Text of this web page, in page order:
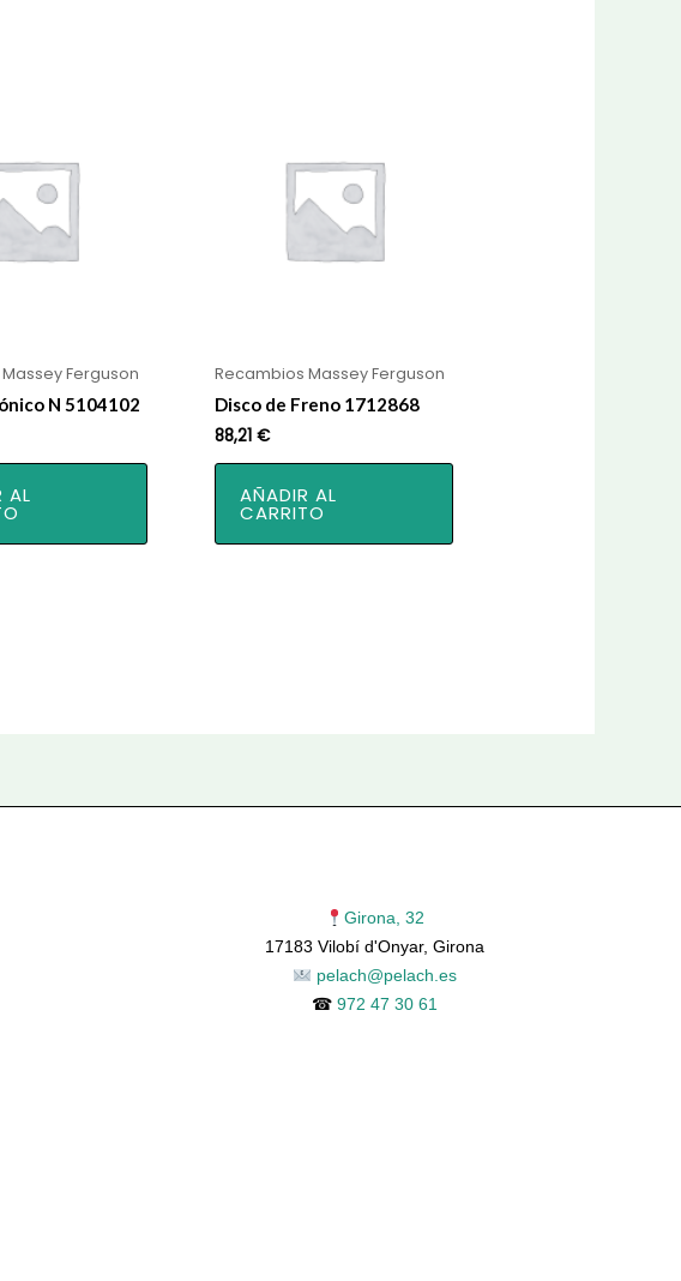
Ferguson
N 5104102
AL
Recambios Massey Ferguson
Disco de Freno 1712868
88,21 €
AÑADIR AL
CARRITO
Girona, 32
17183 Vilobí d'Onyar, Girona
pelach@pelach.es
☎972 47 30 61